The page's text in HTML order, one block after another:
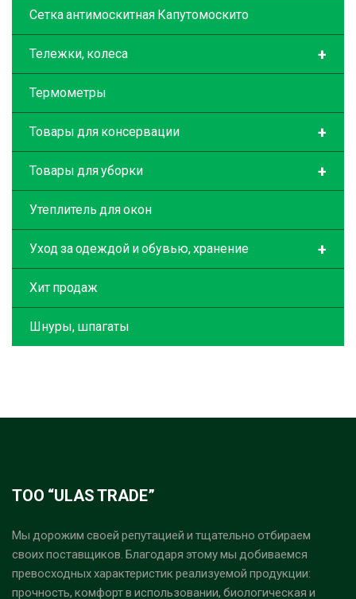
Сетка антимоскитная Капутомоскито
+
Тележки, колеса
Термометры
+
Товары для консервации
+
Товары для уборки
Утеплитель для окон
+
Уход за одеждой и обувью, хранение
Хит продаж
Шнуры, шпагаты
ТОО “ULAS TRADE”
Мы дорожим своей репутацией и тщательно отбираем
своих поставщиков. Благодаря этому мы добиваемся
превосходных характеристик реализуемой продукции:
прочность, комфорт в использовании, биологическая и